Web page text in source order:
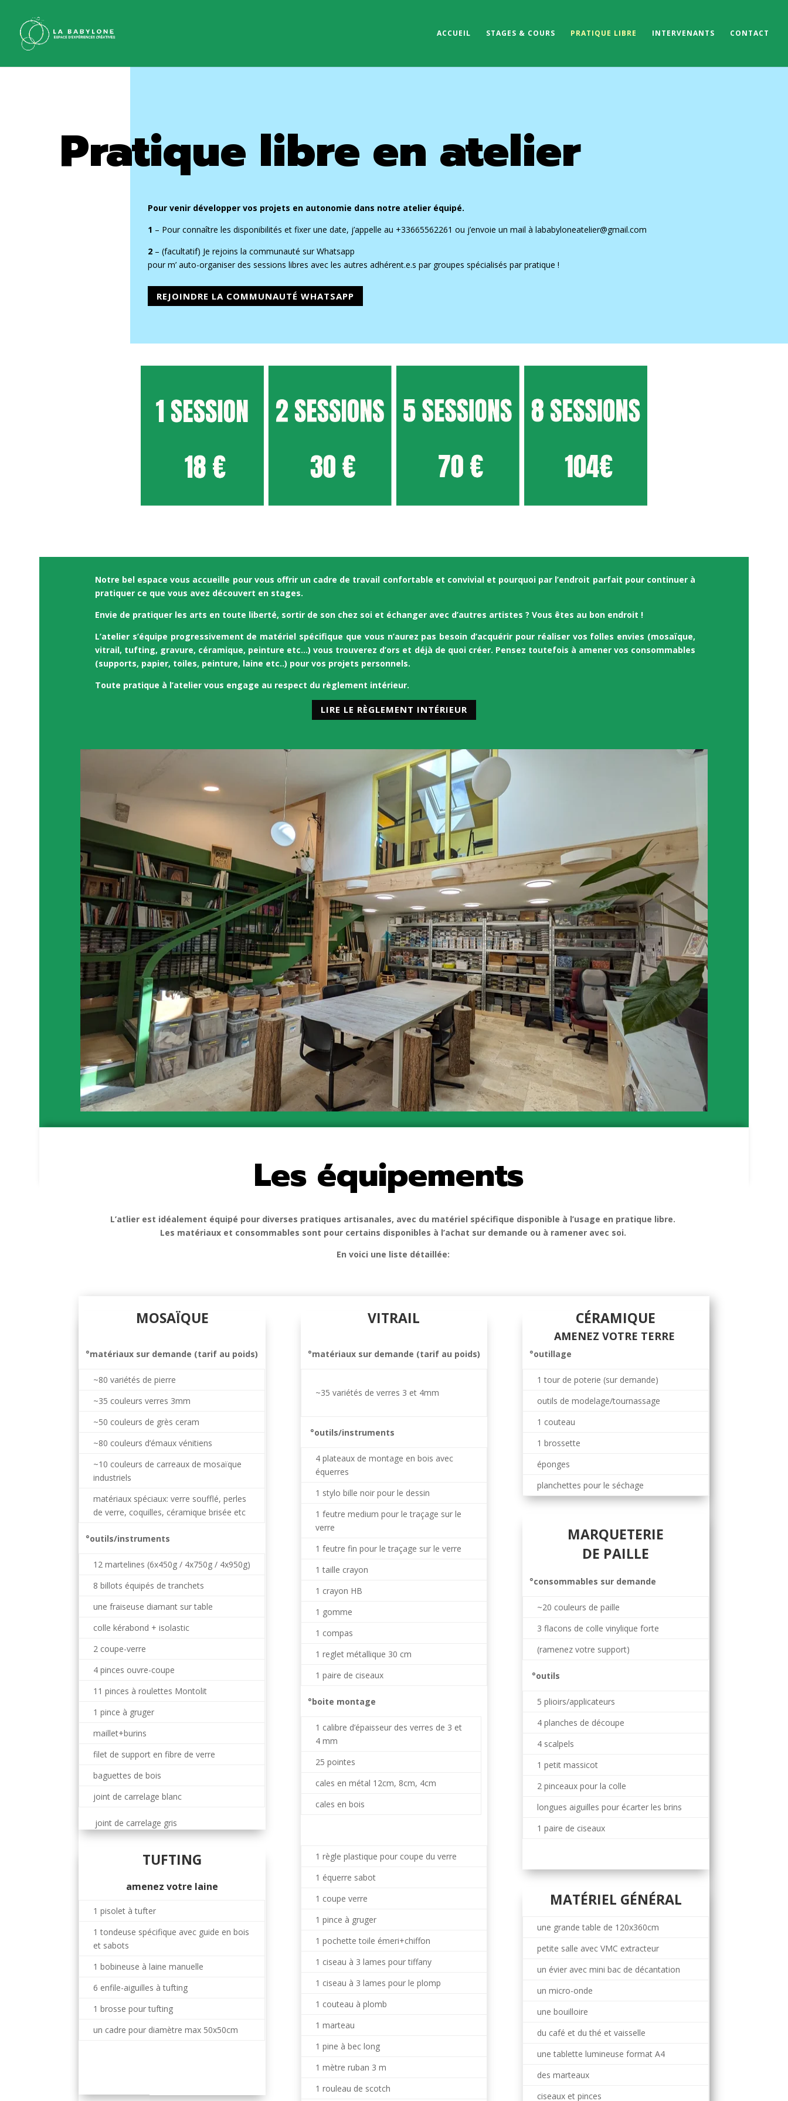
ACCUEIL STAGES & COURS PRATIQUE LIBRE INTERVENANTS CONTACT
Pratique libre en atelier
Pour venir développer vos projets en autonomie dans notre atelier équipé.
1 – Pour connaître les disponibilités et fixer une date, j’appelle au +33665562261 ou j’envoie un mail à lababyloneatelier@gmail.com
2 – (facultatif) Je rejoins la communauté sur Whatsapp
pour m’ auto-organiser des sessions libres avec les autres adhérent.e.s par groupes spécialisés par pratique !
REJOINDRE LA COMMUNAUTÉ WHATSAPP
Notre bel espace vous accueille pour vous offrir un cadre de travail confortable et convivial et pourquoi par l’endroit parfait pour continuer à
pratiquer ce que vous avez découvert en stages.
Envie de pratiquer les arts en toute liberté, sortir de son chez soi et échanger avec d’autres artistes ? Vous êtes au bon endroit !
L’atelier s’équipe progressivement de matériel spécifique que vous n’aurez pas besoin d’acquérir pour réaliser vos folles envies (mosaïque,
vitrail, tufting, gravure, céramique, peinture etc…) vous trouverez d’ors et déjà de quoi créer. Pensez toutefois à amener vos consommables
(supports, papier, toiles, peinture, laine etc..) pour vos projets personnels.
Toute pratique à l’atelier vous engage au respect du règlement intérieur.
LIRE LE RÈGLEMENT INTÉRIEUR
Les équipements
L’atlier est idéalement équipé pour diverses pratiques artisanales, avec du matériel spécifique disponible à l’usage en pratique libre.
Les matériaux et consommables sont pour certains disponibles à l’achat sur demande ou à ramener avec soi.
En voici une liste détaillée:
MOSAÏQUE
°matériaux sur demande (tarif au poids)
~80 variétés de pierre
~35 couleurs verres 3mm
~50 couleurs de grès ceram
~80 couleurs d’émaux vénitiens
~10 couleurs de carreaux de mosaïque
industriels
matériaux spéciaux: verre soufflé, perles
de verre, coquilles, céramique brisée etc
°outils/instruments
12 martelines (6x450g / 4x750g / 4x950g)
8 billots équipés de tranchets
une fraiseuse diamant sur table
colle kérabond + isolastic
2 coupe-verre
4 pinces ouvre-coupe
11 pinces à roulettes Montolit
1 pince à gruger
maillet+burins
filet de support en fibre de verre
baguettes de bois
joint de carrelage blanc
joint de carrelage gris
TUFTING
amenez votre laine
1 pisolet à tufter
1 tondeuse spécifique avec guide en bois
et sabots
1 bobineuse à laine manuelle
6 enfile-aiguilles à tufting
1 brosse pour tufting
un cadre pour diamètre max 50x50cm
VITRAIL
°matériaux sur demande (tarif au poids)
~35 variétés de verres 3 et 4mm
°outils/instruments
4 plateaux de montage en bois avec
équerres
1 stylo bille noir pour le dessin
1 feutre medium pour le traçage sur le
verre
1 feutre fin pour le traçage sur le verre
1 taille crayon
1 crayon HB
1 gomme
1 compas
1 reglet métallique 30 cm
1 paire de ciseaux
°boite montage
1 calibre d’épaisseur des verres de 3 et
4 mm
25 pointes
cales en métal 12cm, 8cm, 4cm
cales en bois
1 règle plastique pour coupe du verre
1 équerre sabot
1 coupe verre
1 pince à gruger
1 pochette toile émeri+chiffon
1 ciseau à 3 lames pour tiffany
1 ciseau à 3 lames pour le plomp
1 couteau à plomb
1 marteau
1 pine à bec long
1 mètre ruban 3 m
1 rouleau de scotch
CÉRAMIQUE
AMENEZ VOTRE TERRE
°outillage
1 tour de poterie (sur demande)
outils de modelage/tournassage
1 couteau
1 brossette
éponges
planchettes pour le séchage
MARQUETERIE
DE PAILLE
°consommables sur demande
~20 couleurs de paille
3 flacons de colle vinylique forte
(ramenez votre support)
°outils
5 plioirs/applicateurs
4 planches de découpe
4 scalpels
1 petit massicot
2 pinceaux pour la colle
longues aiguilles pour écarter les brins
1 paire de ciseaux
MATÉRIEL GÉNÉRAL
une grande table de 120x360cm
petite salle avec VMC extracteur
un évier avec mini bac de décantation
un micro-onde
une bouilloire
du café et du thé et vaisselle
une tablette lumineuse format A4
des marteaux
ciseaux et pinces